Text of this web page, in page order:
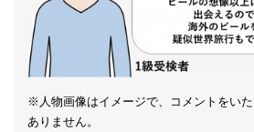
※人物画像はイメージで、コメントをい
ありません。